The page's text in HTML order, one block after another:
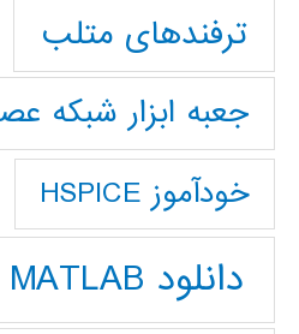
ترفندهای متلب
جعبه ابزار شبکه
خودآموز HSPICE
دانلود MATLAB